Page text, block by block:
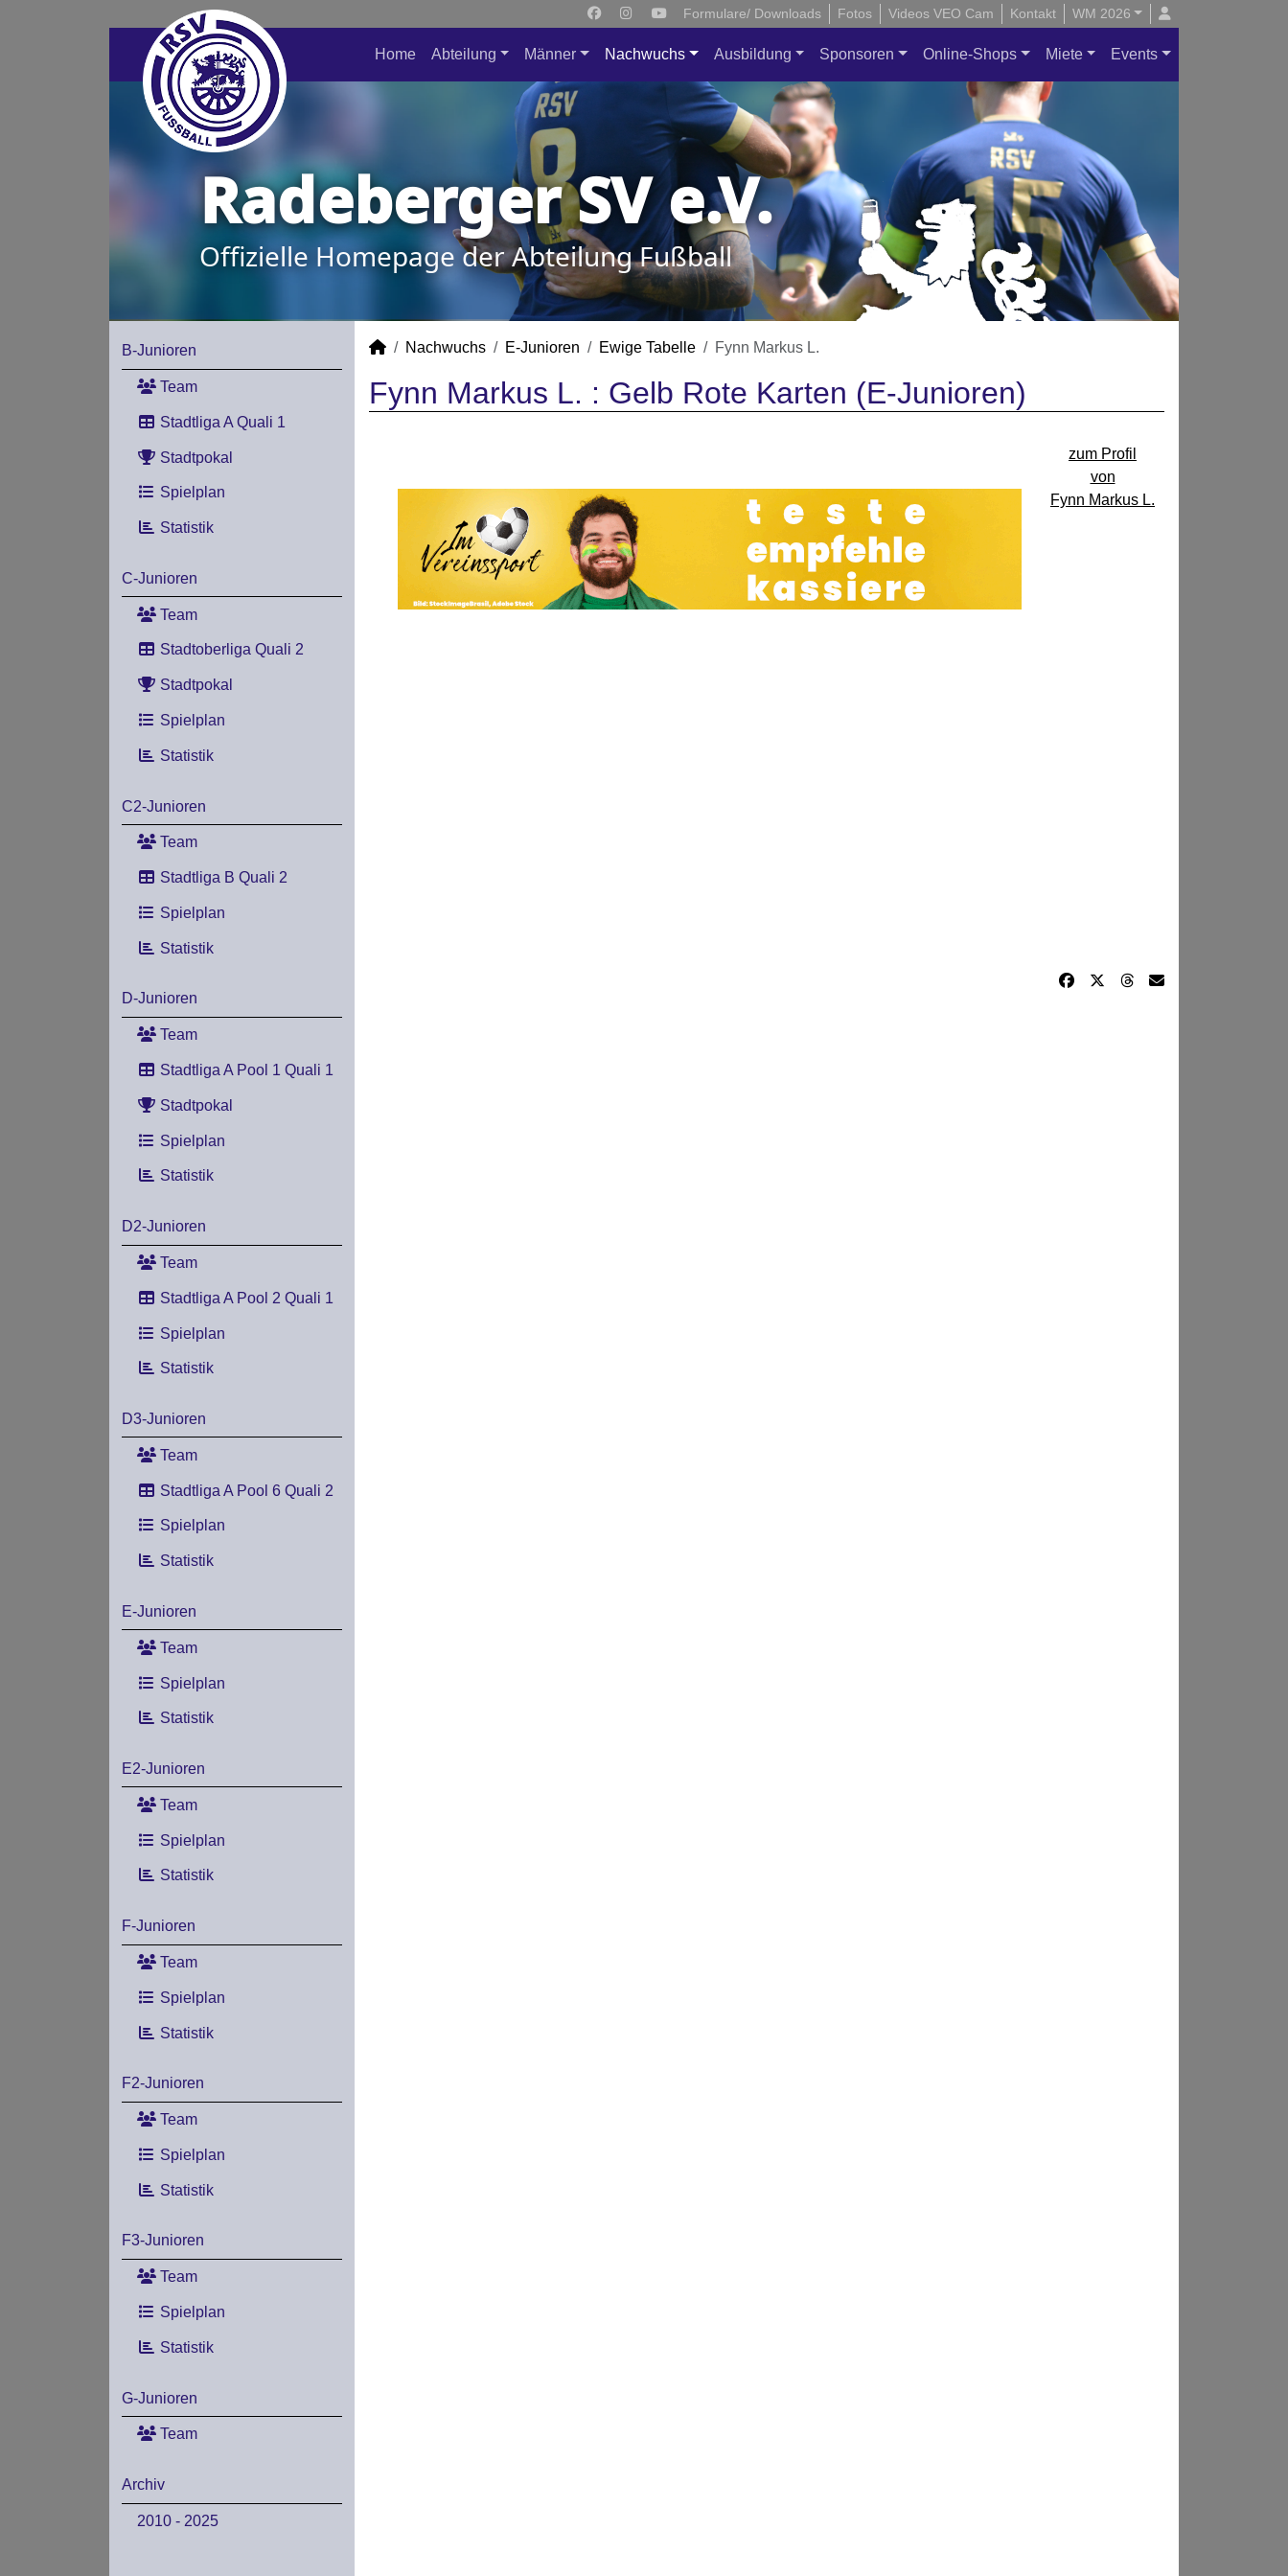
Formulare/ Downloads Fotos Videos VEO Cam Kontakt WM 2026
Home Abteilung Männer Nachwuchs Ausbildung Sponsoren Online-Shops Miete Events
Radeberger SV e.V.
Offizielle Homepage der Abteilung Fußball
B-Junioren
Team
Stadtliga A Quali 1
Stadtpokal
Spielplan
Statistik
C-Junioren
Team
Stadtoberliga Quali 2
Stadtpokal
Spielplan
Statistik
C2-Junioren
Team
Stadtliga B Quali 2
Spielplan
Statistik
D-Junioren
Team
Stadtliga A Pool 1 Quali 1
Stadtpokal
Spielplan
Statistik
D2-Junioren
Team
Stadtliga A Pool 2 Quali 1
Spielplan
Statistik
D3-Junioren
Team
Stadtliga A Pool 6 Quali 2
Spielplan
Statistik
E-Junioren
Team
Spielplan
Statistik
E2-Junioren
Team
Spielplan
Statistik
F-Junioren
Team
Spielplan
Statistik
F2-Junioren
Team
Spielplan
Statistik
F3-Junioren
Team
Spielplan
Statistik
G-Junioren
Team
Archiv
2010 - 2025
Nachwuchs E-Junioren Ewige Tabelle Fynn Markus L.
Fynn Markus L. : Gelb Rote Karten (E-Junioren)
zum Profil
von
Fynn Markus L.